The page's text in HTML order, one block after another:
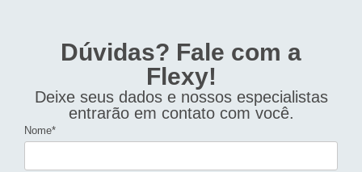
Dúvidas? Fale com a
Flexy!
Deixe seus dados e nossos especialistas
entrarão em contato com você.
Nome*